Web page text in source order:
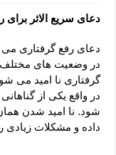
لا حول ولا قوة الا
دعای قوی رفع ترس –
دعا برای پولدار شدن
دعای سریع الاثر
دعای رفع گرفتاری می
در وضعیت های مختلف
گرفتاری نا امید می
در واقع یکی از
شود. نا امید شدن
داده و مشکلات زیادی